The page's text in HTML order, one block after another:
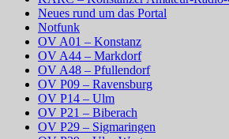
Neues rund um das Portal
Notfunk
OV A01 – Konstanz
OV A44 – Markdorf
OV A48 – Pfullendorf
OV P09 – Ravensburg
OV P14 – Ulm
OV P21 – Biberach
OV P29 – Sigmaringen